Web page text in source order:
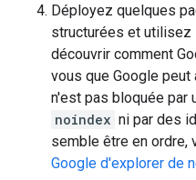
Déployez quelques
structurées et utilisez
découvrir comment
vous que Google
n'est pas bloquée par
noindex ni par des
semble être en ordre,
Google d'explorer de